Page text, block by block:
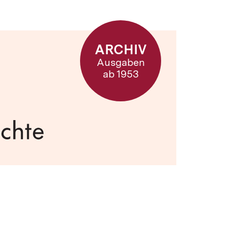
ARCHIV
Ausgaben
ab 1953